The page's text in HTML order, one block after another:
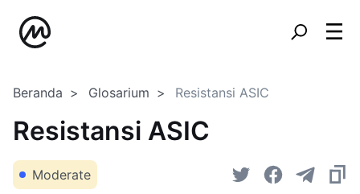
Beranda Glosarium Resistansi ASIC
Resistansi ASIC
Moderate